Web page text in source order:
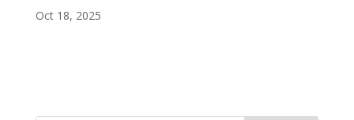
Oct 18, 2025